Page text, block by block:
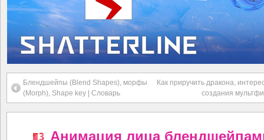
Блендшейпы (Blend Shapes), морфы
(Morph), Shape key | Словарь
Как приручить дракона,
создания
Анимация лица